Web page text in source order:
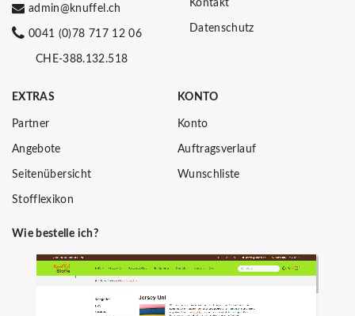
admin@knuffel.ch
0041 (0)78 717 12 06
CHE-388.132.518
Kontakt
Datenschutz
EXTRAS
Partner
Angebote
Seitenübersicht
Stofflexikon
KONTO
Konto
Auftragsverlauf
Wunschliste
Wie bestelle ich?